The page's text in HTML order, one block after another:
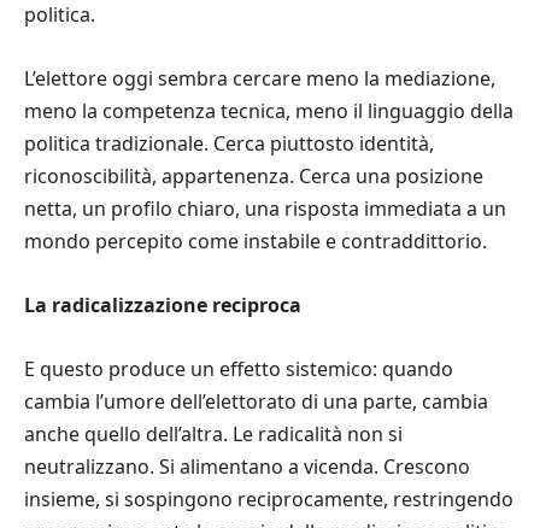
politica.
L’elettore oggi sembra cercare meno la mediazione,
meno la competenza tecnica, meno il linguaggio della
politica tradizionale. Cerca piuttosto identità,
riconoscibilità, appartenenza. Cerca una posizione
netta, un profilo chiaro, una risposta immediata a un
mondo percepito come instabile e contraddittorio.
La radicalizzazione reciproca
E questo produce un effetto sistemico: quando
cambia l’umore dell’elettorato di una parte, cambia
anche quello dell’altra. Le radicalità non si
neutralizzano. Si alimentano a vicenda. Crescono
insieme, si sospingono reciprocamente, restringendo